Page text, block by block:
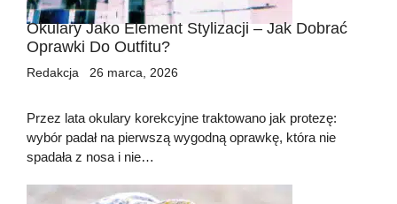
Okulary Jako Element Stylizacji – Jak Dobrać
Oprawki Do Outfitu?
Redakcja 26 marca, 2026
Przez lata okulary korekcyjne traktowano jak protezę:
wybór padał na pierwszą wygodną oprawkę, która nie
spadała z nosa i nie…